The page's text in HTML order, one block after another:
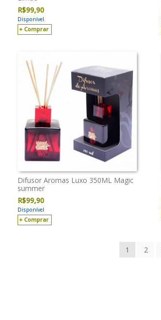
R$99,90
Disponível
Comprar
Difusor Aromas Luxo 350ML Magic
summer
R$99,90
Disponível
Comprar
1 2